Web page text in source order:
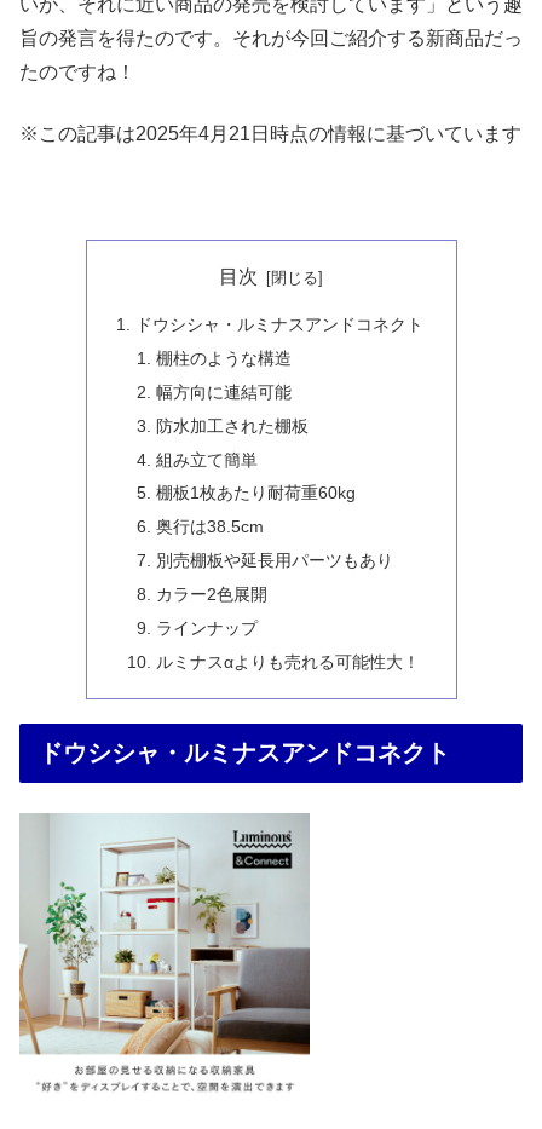
いが、それに近い商品の発売を検討しています」という趣
旨の発言を得たのです。それが今回ご紹介する新商品だっ
たのですね！
※この記事は2025年4月21日時点の情報に基づいています
目次
ドウシシャ・ルミナスアンドコネクト
棚柱のような構造
幅方向に連結可能
防水加工された棚板
組み立て簡単
棚板1枚あたり耐荷重60kg
奥行は38.5cm
別売棚板や延長用パーツもあり
カラー2色展開
ラインナップ
ルミナスαよりも売れる可能性大！
ドウシシャ・ルミナスアンドコネクト